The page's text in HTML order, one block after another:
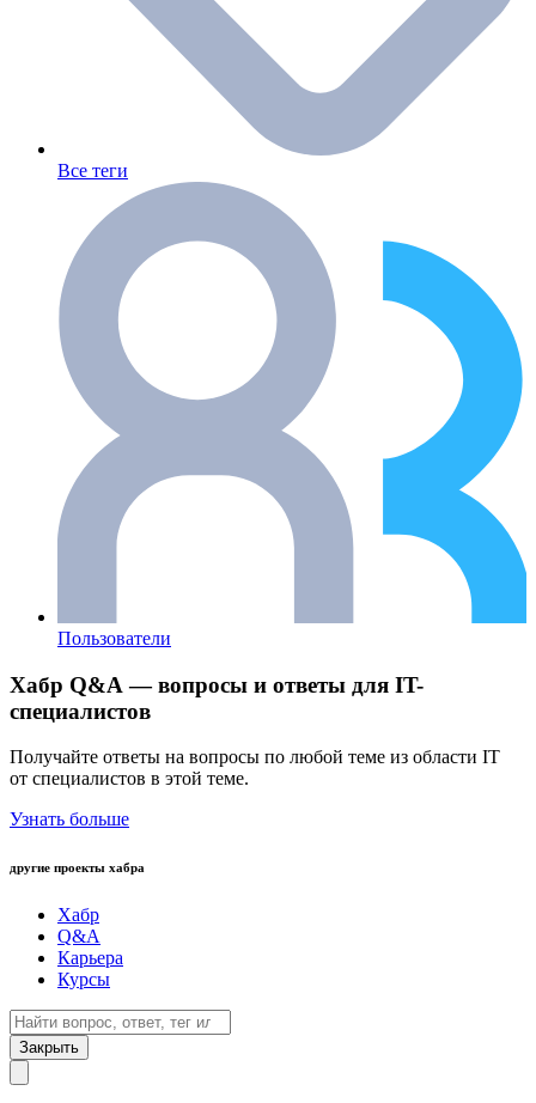
Все теги
Пользователи
Хабр Q&A — вопросы и ответы для IT-
специалистов
Получайте ответы на вопросы по любой теме из области IT
от специалистов в этой теме.
Узнать больше
другие проекты хабра
Хабр
Q&A
Карьера
Курсы
Закрыть